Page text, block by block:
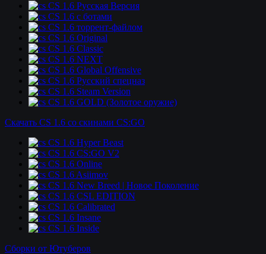
CS 1.6 Русская Версия
CS 1.6 c ботами
CS 1.6 торрент-файлом
CS 1.6 Original
CS 1.6 Classic
CS 1.6 NEXT
CS 1.6 Global Offensive
CS 1.6 Русский спецназ
CS 1.6 Steam Version
CS 1.6 GOLD (Золотое оружие)
Скачать CS 1.6 со скинами CS:GO
CS 1.6 Hyper Beast
CS 1.6 CS:GO V2
CS 1.6 Online
CS 1.6 Asiimov
CS 1.6 New Breed | Новое Поколение
CS 1.6 CSL EDITION
CS 1.6 Calibrated
CS 1.6 Insane
CS 1.6 Inside
Сборки от Ютуберов